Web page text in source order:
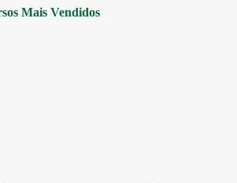
Mais Vendidos